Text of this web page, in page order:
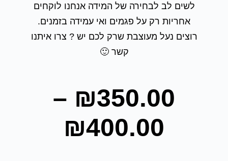
לשים לב לבחירה של המידה אנחנו לוקחים
אחריות רק על פגמים ואי עמידה בזמנים.
רוצים נעל מעוצבת שרק לכם יש ? צרו איתנו
קשר 🙂
₪350.00
–
₪400.00